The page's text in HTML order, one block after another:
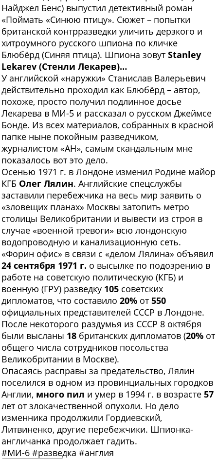
Найджел Бенс) выпустил детективный роман
«Поймать «Синюю птицу». Сюжет – попытки
британской контрразведки уличить дерзкого и
хитроумного русского шпиона по кличке
Блюбёрд (Синяя птица). Шпиона зовут Stanley
Lekarev (Стенли Лекарев)…
У английской «наружки» Станислав Валерьевич
действительно проходил как Блюбёрд – автор,
похоже, просто получил подлинное досье
Лекарева в МИ-5 и рассказал о русском Джеймсе
Бонде. Из всех материалов, собранных в красной
папке ныне покойным разведчиком,
журналистом «АН», самым скандальным мне
показалось вот это дело.
Осенью 1971 г. в Лондоне изменил Родине майор
КГБ Олег Лялин. Английские спецслужбы
заставили перебежчика на весь мир заявить о
«зловещих планах» Москвы затопить метро
столицы Великобритании и вывести из строя в
случае «военной тревоги» всю лондонскую
водопроводную и канализационную сеть.
«Форин офис» в связи с «делом Лялина» объявил
24 сентября 1971 г. о высылке по подозрению в
работе на советскую политическую (КГБ) и
военную (ГРУ) разведку 105 советских
дипломатов, что составило 20% от 550
официальных представителей СССР в Лондоне.
После некоторого раздумья из СССР 8 октября
были высланы 18 британских дипломатов (20% от
общего числа сотрудников посольства
Великобритании в Москве).
Опасаясь расправы за предательство, Лялин
поселился в одном из провинциальных городков
Англии, много пил и умер в 1994 г. в возрасте 57
лет от злокачественной опухоли. Но дело
изменника продолжили Гордиевский,
Литвиненко, другие перебежчики. Шпионка-
англичанка продолжает гадить.
#МИ-6 #разведка #англия